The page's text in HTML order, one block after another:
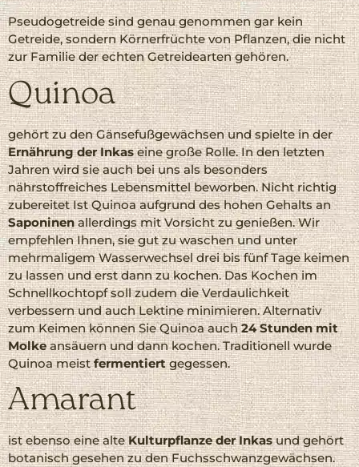
Pseudogetreide sind genau genommen gar kein
Getreide, sondern Körnerfrüchte von Pflanzen, die nicht
zur Familie der echten Getreidearten gehören.
Quinoa
gehört zu den Gänsefußgewächsen und spielte in der
Ernährung der Inkaseine große Rolle. In den letzten
Jahren wird sie auch bei uns als besonders
nährstoffreiches Lebensmittel beworben. Nicht richtig
zubereitet Ist Quinoa aufgrund des hohen Gehalts an
Saponinenallerdings mit Vorsicht zu genießen. Wir
empfehlen Ihnen, sie gut zu waschen und unter
mehrmaligem Wasserwechsel drei bis fünf Tage keimen
zu lassen und erst dann zu kochen. Das Kochen im
Schnellkochtopf soll zudem die Verdaulichkeit
verbessern und auch Lektine minimieren. Alternativ
zum Keimen können Sie Quinoa auch24 Stunden mit
Molkeansäuern und dann kochen. Traditionell wurde
Quinoa meistfermentiertgegessen.
Amarant
ist ebenso eine alteKulturpflanze der Inkasund gehört
botanisch gesehen zu den Fuchsschwanzgewächsen.